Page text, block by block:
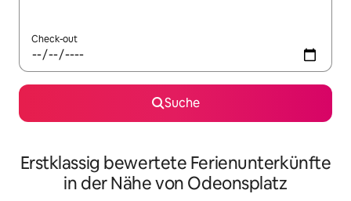
Check-out
Suche
Erstklassig bewertete Ferienunterkünfte
in der Nähe von Odeonsplatz